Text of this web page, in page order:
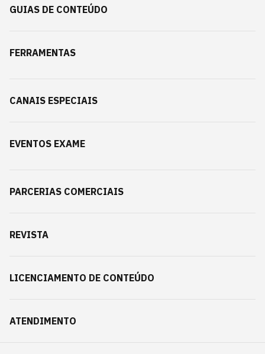
GUIAS DE CONTEÚDO
FERRAMENTAS
CANAIS ESPECIAIS
EVENTOS EXAME
PARCERIAS COMERCIAIS
REVISTA
LICENCIAMENTO DE CONTEÚDO
ATENDIMENTO